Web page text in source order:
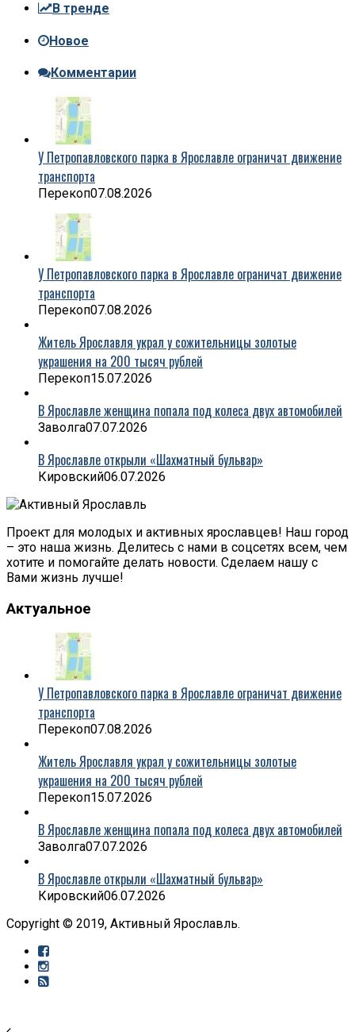
В тренде
Новое
Комментарии
У Петропавловского парка в Ярославле ограничат движение
транспорта
Перекоп07.08.2026
У Петропавловского парка в Ярославле ограничат движение
транспорта
Перекоп07.08.2026
Житель Ярославля украл у сожительницы золотые
украшения на 200 тысяч рублей
Перекоп15.07.2026
В Ярославле женщина попала под колеса двух автомобилей
Заволга07.07.2026
В Ярославле открыли «Шахматный бульвар»
Кировский06.07.2026
Проект для молодых и активных ярославцев! Наш город
– это наша жизнь. Делитесь с нами в соцсетях всем, чем
хотите и помогайте делать новости. Сделаем нашу с
Вами жизнь лучше!
Актуальное
У Петропавловского парка в Ярославле ограничат движение
транспорта
Перекоп07.08.2026
Житель Ярославля украл у сожительницы золотые
украшения на 200 тысяч рублей
Перекоп15.07.2026
В Ярославле женщина попала под колеса двух автомобилей
Заволга07.07.2026
В Ярославле открыли «Шахматный бульвар»
Кировский06.07.2026
Copyright © 2019, Активный Ярославль.